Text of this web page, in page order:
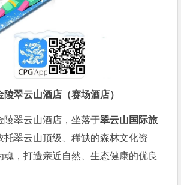
翠云山酒店（赛场酒店）
陵翠云山酒店，坐落于翠云山国际旅
托翠云山顶级、稀缺的森林文化资
魂，打造亲近自然、生态健康的优良